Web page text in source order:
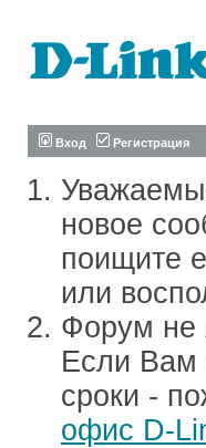
Вход Регистрация
новое
поищите
или
Форум не
Если Вам
сроки -
офис D-